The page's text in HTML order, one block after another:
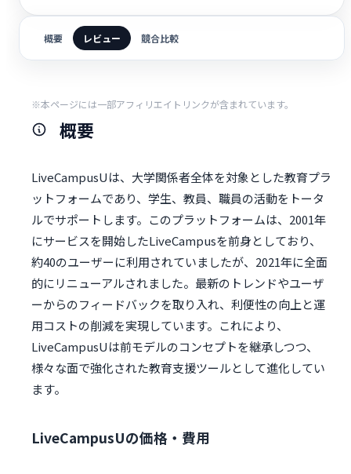
概要 レビュー 競合比較
※本ページには一部アフィリエイトリンクが含まれています。
概要
LiveCampusUは、大学関係者全体を対象とした教育プラ
ットフォームであり、学生、教員、職員の活動をトータ
ルでサポートします。このプラットフォームは、2001年
にサービスを開始したLiveCampusを前身としており、
約40のユーザーに利用されていましたが、2021年に全面
的にリニューアルされました。最新のトレンドやユーザ
ーからのフィードバックを取り入れ、利便性の向上と運
用コストの削減を実現しています。これにより、
LiveCampusUは前モデルのコンセプトを継承しつつ、
様々な面で強化された教育支援ツールとして進化してい
ます。
LiveCampusUの価格・費用